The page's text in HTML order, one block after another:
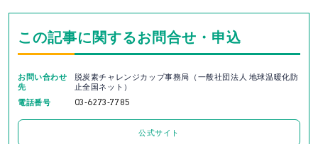
この記事に関するお問合せ・申込
お問い合わせ
先
脱炭素チャレンジカップ事務局（一般社団法人 地球温暖化防
止全国ネット）
電話番号
03-6273-7785
公式サイト